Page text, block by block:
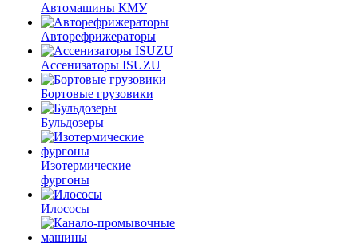
Автомашины КМУ
Авторефрижераторы
Ассенизаторы ISUZU
Бортовые грузовики
Бульдозеры
Изотермические
фургоны
Илососы